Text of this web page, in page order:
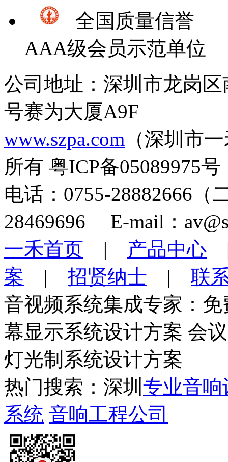
全国质量信誉
AAA级会员示范单位
公司地址：深圳市龙岗
号赛为大厦A9F
www.szpa.com （深圳市
所有 粤ICP备05089975号
电话：0755-28882666
28469696 E-mail：
一禾首页 | 产品中心
案 | 招贤纳士 | 联
音视频系统集成专家：
幕显示系统设计方案 会
灯光制系统设计方案
热门搜索：深圳 专业音响
系统 音响工程公司